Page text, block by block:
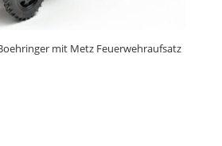
mit Metz Feuerwehraufsatz